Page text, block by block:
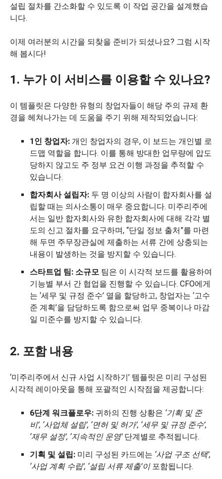
설립 절차를 간소화할 수 있도록 이 작업 공간을 설계했습
니다.
이제 여러분의 시간을 되찾을 준비가 되셨나요? 그럼 시작
해 봅시다!
1. 누가 이 서비스를 이용할 수 있나요?
이 템플릿은 다양한 유형의 창업자들이 해당 주의 규제 환
경을 헤쳐나가는 데 도움을 주기 위해 제작되었습니다:
1인 창업자: 개인 창업자의 경우, 이 보드는 개인별 로
드맵 역할을 합니다. 이를 통해 방대한 업무량에 압도
당하지 않고도 주 정부 요건 이행 과정을 추적할 수
있습니다.
합자회사 설립자: 두 명 이상의 사람이 합자회사를 설
립할 때는 의사소통이 매우 중요합니다. 미주리주에
서는 일반 합자회사와 유한 합자회사에 대해 각각 별
도의 신고 절차를 요구하며, “단일 정보 출처”를 마련
해 두면 주무장관실에 제출하는 서류 간에 상충되는
내용이 발생하는 것을 방지할 수 있습니다.
스타트업 팀: 소규모 팀은 이 시각적 보드를 활용하여
기능별 부서 간 협업을 진행할 수 있습니다. CFO에게
는 ‘세무 및 규정 준수’ 열을 할당하고, 창업자는 ‘고수
준 계획’을 담당하도록 함으로써 업무 중복이나 마감
일 미준수를 방지할 수 있습니다.
2. 포함 내용
‘미주리주에서 신규 사업 시작하기’ 템플릿은 미리 구성된
시각적 레이아웃을 통해 포괄적인 시작점을 제공합니다:
6단계 워크플로우: 귀하의 진행 상황은 ‘기획 및 준
비’, ‘사업체 설립’, ‘면허 및 허가’, ‘세무 및 규정 준수’,
‘재무 설정’, ‘지속적인 운영’단계별로 추적됩니다.
기획 및 설립: 미리 구성된 카드에는 ‘사업 구조 선택’,
‘사업 계획 수립’, ‘설립 서류 제출’이포함됩니다.